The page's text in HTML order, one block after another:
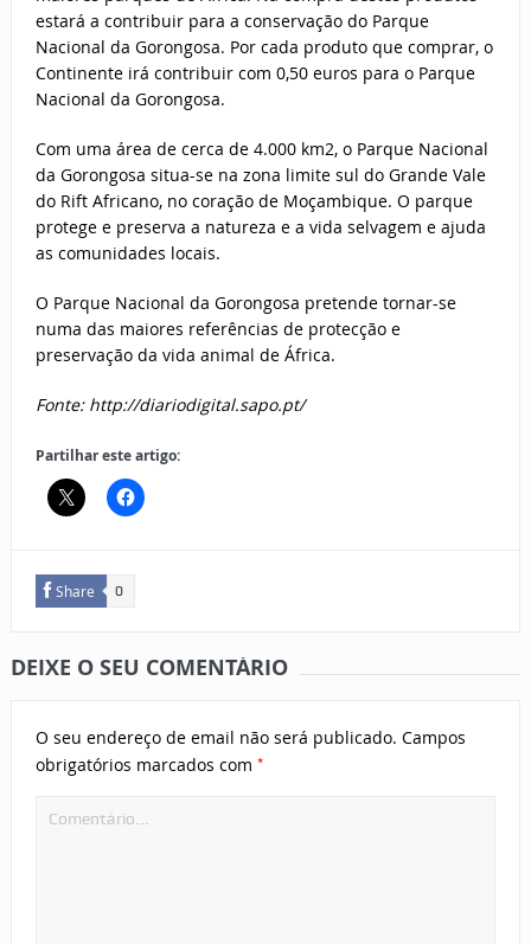
estará a contribuir para a conservação do Parque
Nacional da Gorongosa. Por cada produto que comprar, o
Continente irá contribuir com 0,50 euros para o Parque
Nacional da Gorongosa.
Com uma área de cerca de 4.000 km2, o Parque Nacional
da Gorongosa situa-se na zona limite sul do Grande Vale
do Rift Africano, no coração de Moçambique. O parque
protege e preserva a natureza e a vida selvagem e ajuda
as comunidades locais.
O Parque Nacional da Gorongosa pretende tornar-se
numa das maiores referências de protecção e
preservação da vida animal de África.
Fonte: http://diariodigital.sapo.pt/
Partilhar este artigo:
Share 0
DEIXE O SEU COMENTÁRIO
O seu endereço de email não será publicado. Campos
obrigatórios marcados com *